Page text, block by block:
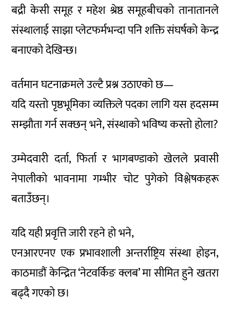
बद्री केसी समूह र महेश श्रेष्ठ समूहबीचको तानातानले
संस्थालाई साझा प्लेटफर्मभन्दा पनि शक्ति संघर्षको केन्द्र
बनाएको देखिन्छ।
वर्तमान घटनाक्रमले उल्टै प्रश्न उठाएको छ—
यदि यस्तो पृष्ठभूमिका व्यक्तिले पदका लागि यस हदसम्म
सम्झौता गर्न सक्छन् भने, संस्थाको भविष्य कस्तो होला?
उम्मेदवारी दर्ता, फिर्ता र भागबण्डाको खेलले प्रवासी
नेपालीको भावनामा गम्भीर चोट पुगेको विश्लेषकहरू
बताउँछन्।
यदि यही प्रवृत्ति जारी रहने हो भने,
एनआरएनए एक प्रभावशाली अन्तर्राष्ट्रिय संस्था होइन,
काठमाडौं केन्द्रित ‘नेटवर्किङ क्लब’ मा सीमित हुने खतरा
बढ्दै गएको छ।